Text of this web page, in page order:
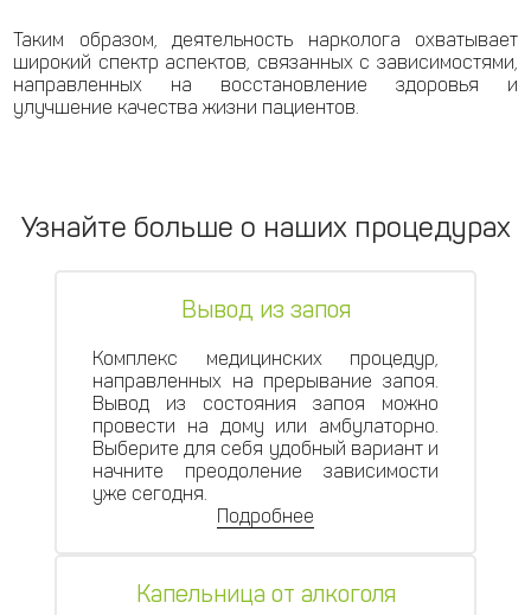
Таким образом, деятельность нарколога охватывает
широкий спектр аспектов, связанных с зависимостями,
направленных на восстановление здоровья и
улучшение качества жизни пациентов.
Узнайте больше о наших процедурах
Вывод из запоя
Комплекс медицинских процедур,
направленных на прерывание запоя.
Вывод из состояния запоя можно
провести на дому или амбулаторно.
Выберите для себя удобный вариант и
начните преодоление зависимости
уже сегодня.
Подробнее
Капельница от алкоголя